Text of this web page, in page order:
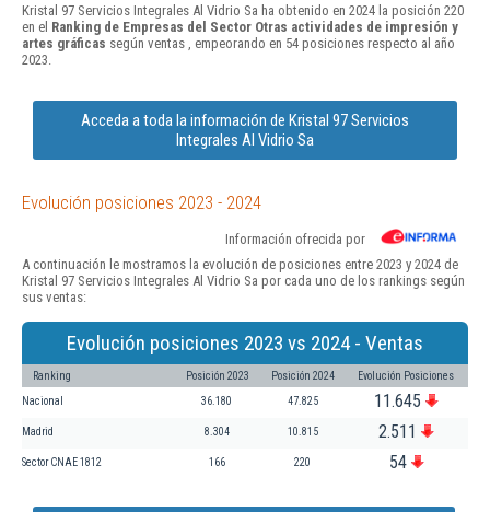
Kristal 97 Servicios Integrales Al Vidrio Sa ha obtenido en 2024 la posición 220
en el Ranking de Empresas del Sector Otras actividades de impresión y
artes gráficas según ventas , empeorando en 54 posiciones respecto al año
2023.
Acceda a toda la información de Kristal 97 Servicios
Integrales Al Vidrio Sa
Evolución posiciones 2023 - 2024
Información ofrecida por
A continuación le mostramos la evolución de posiciones entre 2023 y 2024 de
Kristal 97 Servicios Integrales Al Vidrio Sa por cada uno de los rankings según
sus ventas:
Evolución posiciones 2023 vs 2024 - Ventas
Ranking Posición 2023 Posición 2024 Evolución Posiciones
Nacional 36.180 47.825 11.645
Madrid 8.304 10.815 2.511
Sector CNAE 1812 166 220 54